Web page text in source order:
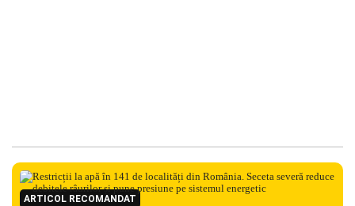
ARTICOL RECOMANDAT